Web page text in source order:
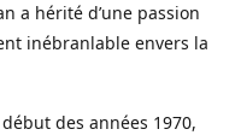
a hérité d’une passion
inébranlable envers la
des années 1970,